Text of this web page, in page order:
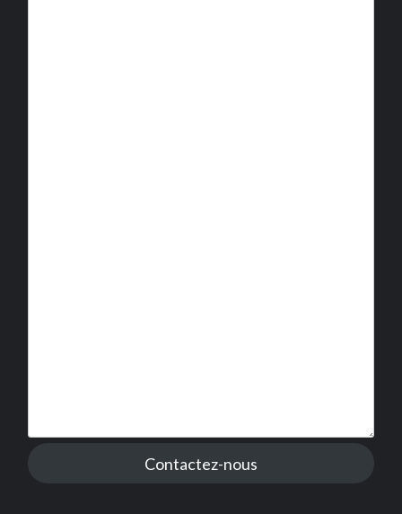
Contactez-nous